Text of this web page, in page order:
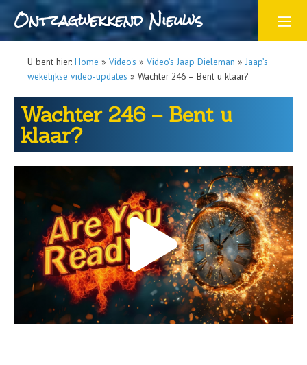
Ontzagwekkend Nieuws
U bent hier: Home » Video's » Video’s Jaap Dieleman » Jaap’s
wekelijkse video-updates » Wachter 246 – Bent u klaar?
Wachter 246 – Bent u
klaar?